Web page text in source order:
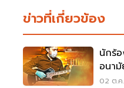
ข่าวที่เกี่ยวข้อง
นักร้
อนามั
ลอยไ
02 ต.ค